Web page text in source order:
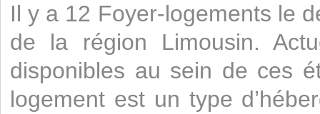
Il y a 12 Foyer-logements le
de la région Limousin.
disponibles au sein de ces
logement est un type